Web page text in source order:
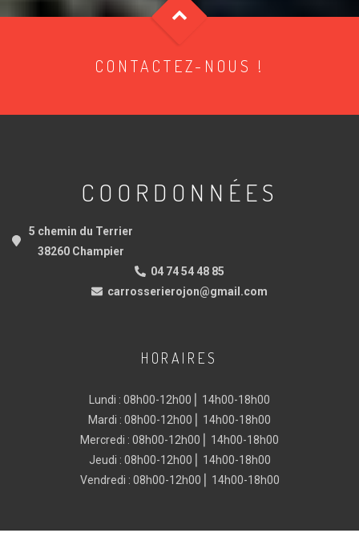
CONTACTEZ-NOUS !
COORDONNÉES
5 chemin du Terrier
38260 Champier
04 74 54 48 85
carrosserierojon@gmail.com
HORAIRES
Lundi : 08h00-12h00 ⎜ 14h00-18h00
Mardi : 08h00-12h00 ⎜ 14h00-18h00
Mercredi : 08h00-12h00 ⎜ 14h00-18h00
Jeudi : 08h00-12h00 ⎜ 14h00-18h00
Vendredi : 08h00-12h00 ⎜ 14h00-18h00